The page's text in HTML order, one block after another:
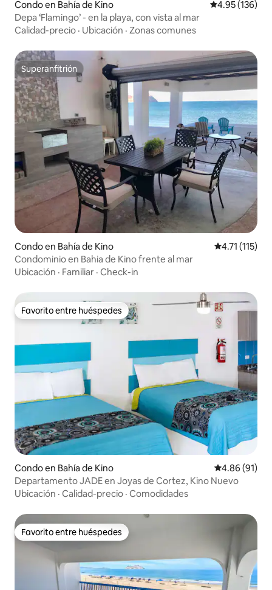
Condo en Bahía de Kino Calificación
4.95 (136)
Depa ‘Flamingo’ - en la playa, con vista al mar
Calidad-precio · Ubicación · Zonas comunes
Superanfitrión
Superanfitrión
Condo en Bahía de Kino Calificación
4.71 (115)
Condominio en Bahia de Kino frente al mar
Ubicación · Familiar · Check-in
Favorito entre huéspedes
Favorito entre huéspedes
Condo en Bahía de Kino Calificación
4.86 (91)
Departamento JADE en Joyas de Cortez, Kino Nuevo
Ubicación · Calidad-precio · Comodidades
Favorito entre huéspedes
Favorito entre huéspedes